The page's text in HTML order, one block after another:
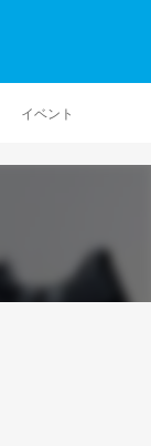
イベント